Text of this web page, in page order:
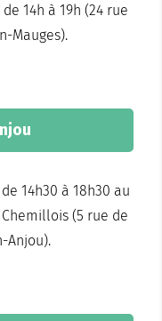
14h à 19h (24 rue
Mauges).
14h30 à 18h30 au
(5 rue de
Anjou).